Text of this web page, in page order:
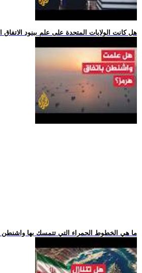
.. هل كانت الولايات المتحدة على علم ببنود الاتفاق
.. ما هي الخطوط الحمراء التي تتمسك بها واشنطن